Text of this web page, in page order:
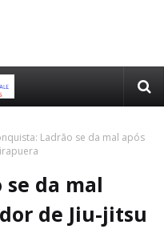
Ladrão se da mal após
da mal
de Jiu-jitsu